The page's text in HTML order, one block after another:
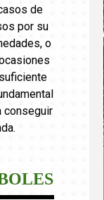
de
por su
o
conseguir